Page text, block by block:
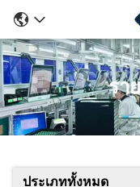
รา
ประเภททั้งหมด